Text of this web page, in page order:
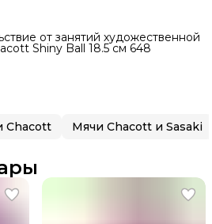
от занятий художественной
Shiny Ball 18.5 см 648
Chacott Мячи Chacott и Sasaki